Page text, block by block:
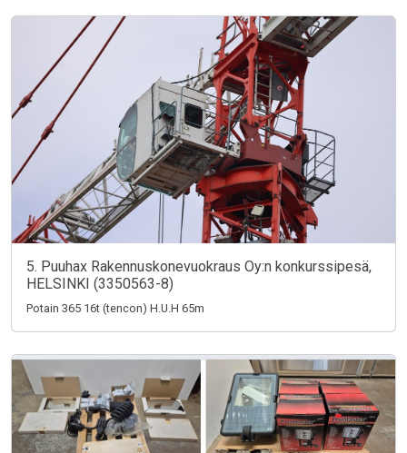
5. Puuhax Rakennuskonevuokraus Oy:n konkurssipesä,
HELSINKI (3350563-8)
Potain 365 16t (tencon) H.U.H 65m